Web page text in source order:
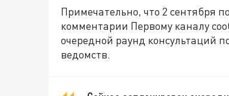
Примечательно, что 2 сентября
комментарии Первому каналу
очередной раунд консультаций
ведомств.